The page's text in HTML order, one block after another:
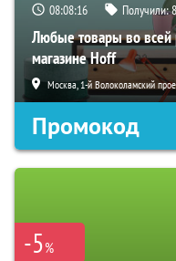
08:08:15 Получили:
Любые товары во всей
магазине Hoff
Москва, 1-й Волоколамский
Промокод
-5%